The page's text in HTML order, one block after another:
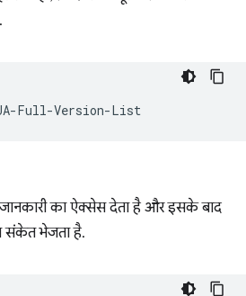
जानकारी का ऐक्सेस देता है और इसके बाद
संकेत भेजता है.